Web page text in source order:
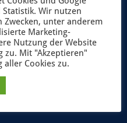
Wir nutzen
Zwecken, unter anderem
Marketing-
Nutzung der Website
zu. Mit "Akzeptieren"
aller Cookies zu.